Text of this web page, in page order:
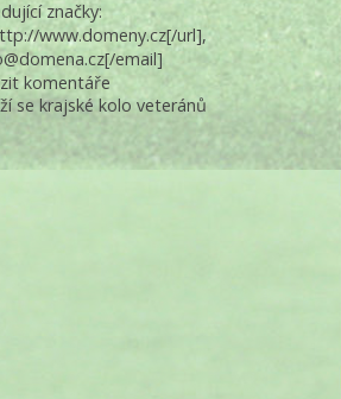
značky:
www.domeny.cz[/url],
email]
komentáře
se krajské kolo veteránů